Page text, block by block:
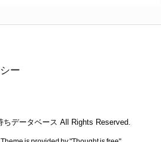
ー
ちデータベース All Rights Reserved.